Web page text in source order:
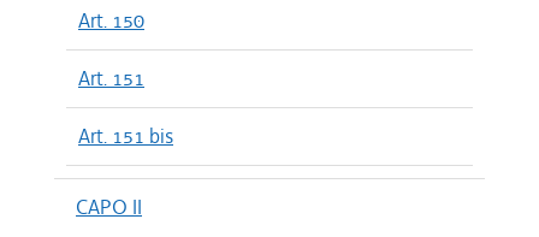
Art. 150
Art. 151
Art. 151 bis
CAPO II